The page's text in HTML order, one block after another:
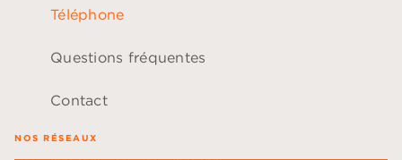
Téléphone
Questions fréquentes
Contact
NOS RÉSEAUX